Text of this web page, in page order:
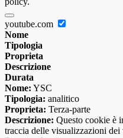
youtube.com
Nome
Tipologia
Proprieta
Descrizione
Durata
Nome: YSC
Tipologia: analitico
Proprieta: Terza-parte
Descrizione: Questo cookie è
traccia delle visualizzazioni